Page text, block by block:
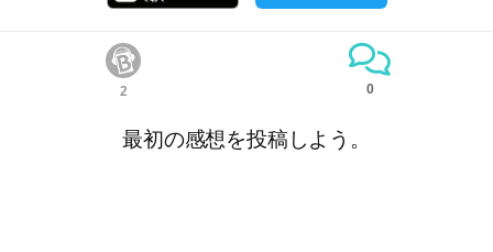
2 0
最初の感想を投稿しよう。